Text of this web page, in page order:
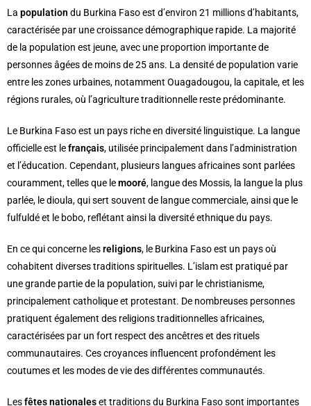
La population du Burkina Faso est d’environ 21 millions d’habitants,
caractérisée par une croissance démographique rapide. La majorité
de la population est jeune, avec une proportion importante de
personnes âgées de moins de 25 ans. La densité de population varie
entre les zones urbaines, notamment Ouagadougou, la capitale, et les
régions rurales, où l’agriculture traditionnelle reste prédominante.
Le Burkina Faso est un pays riche en diversité linguistique. La langue
officielle est lefrançais, utilisée principalement dans l’administration
et l’éducation. Cependant, plusieurs langues africaines sont parlées
couramment, telles que lemooré, langue des Mossis, la langue la plus
parlée, le dioula, qui sert souvent de langue commerciale, ainsi que le
fulfuldé et le bobo, reflétant ainsi la diversité ethnique du pays.
En ce qui concerne lesreligions, le Burkina Faso est un pays où
cohabitent diverses traditions spirituelles. L’islam est pratiqué par
une grande partie de la population, suivi par le christianisme,
principalement catholique et protestant. De nombreuses personnes
pratiquent également des religions traditionnelles africaines,
caractérisées par un fort respect des ancêtres et des rituels
communautaires. Ces croyances influencent profondément les
coutumes et les modes de vie des différentes communautés.
Lesfêtes nationaleset traditions du Burkina Faso sont importantes